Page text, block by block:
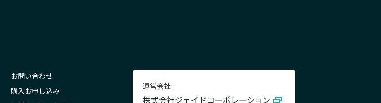
お問い合わせ
購入お申し込み
運営会社
株式会社ジェイドコーポレーション